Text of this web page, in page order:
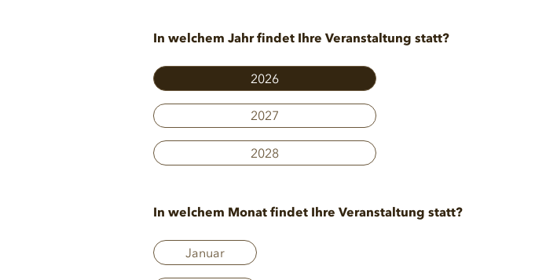
In welchem Jahr findet Ihre Veranstaltung statt?
2026
2027
2028
In welchem Monat findet Ihre Veranstaltung statt?
Januar